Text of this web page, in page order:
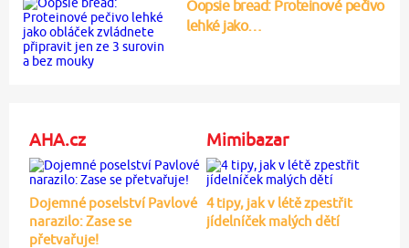
Oopsie bread: Proteinové pečivo
lehké jako…
AHA.cz
Dojemné poselství Pavlové
narazilo: Zase se
přetvařuje!
Mimibazar
4 tipy, jak v létě zpestřit
jídelníček malých dětí